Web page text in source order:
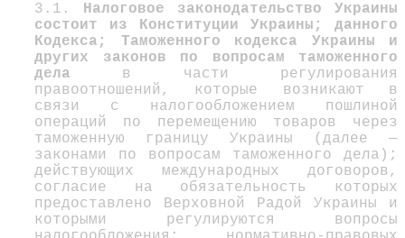
3.1. Налоговое законодательство Украины
состоит из Конституции Украины; данного
Кодекса; Таможенного кодекса Украины и
других законов по вопросам таможенного
дела в части регулирования
правоотношений, которые возникают в
связи с налогообложением пошлиной
операций по перемещению товаров через
таможенную границу Украины (далее —
законами по вопросам таможенного дела);
действующих международных договоров,
согласие на обязательность которых
предоставлено Верховной Радой Украины и
которыми регулируются вопросы